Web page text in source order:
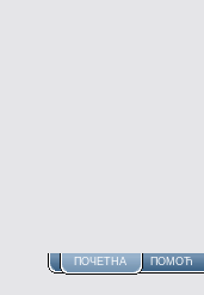
ПОЧЕТНА ПОМОЋ